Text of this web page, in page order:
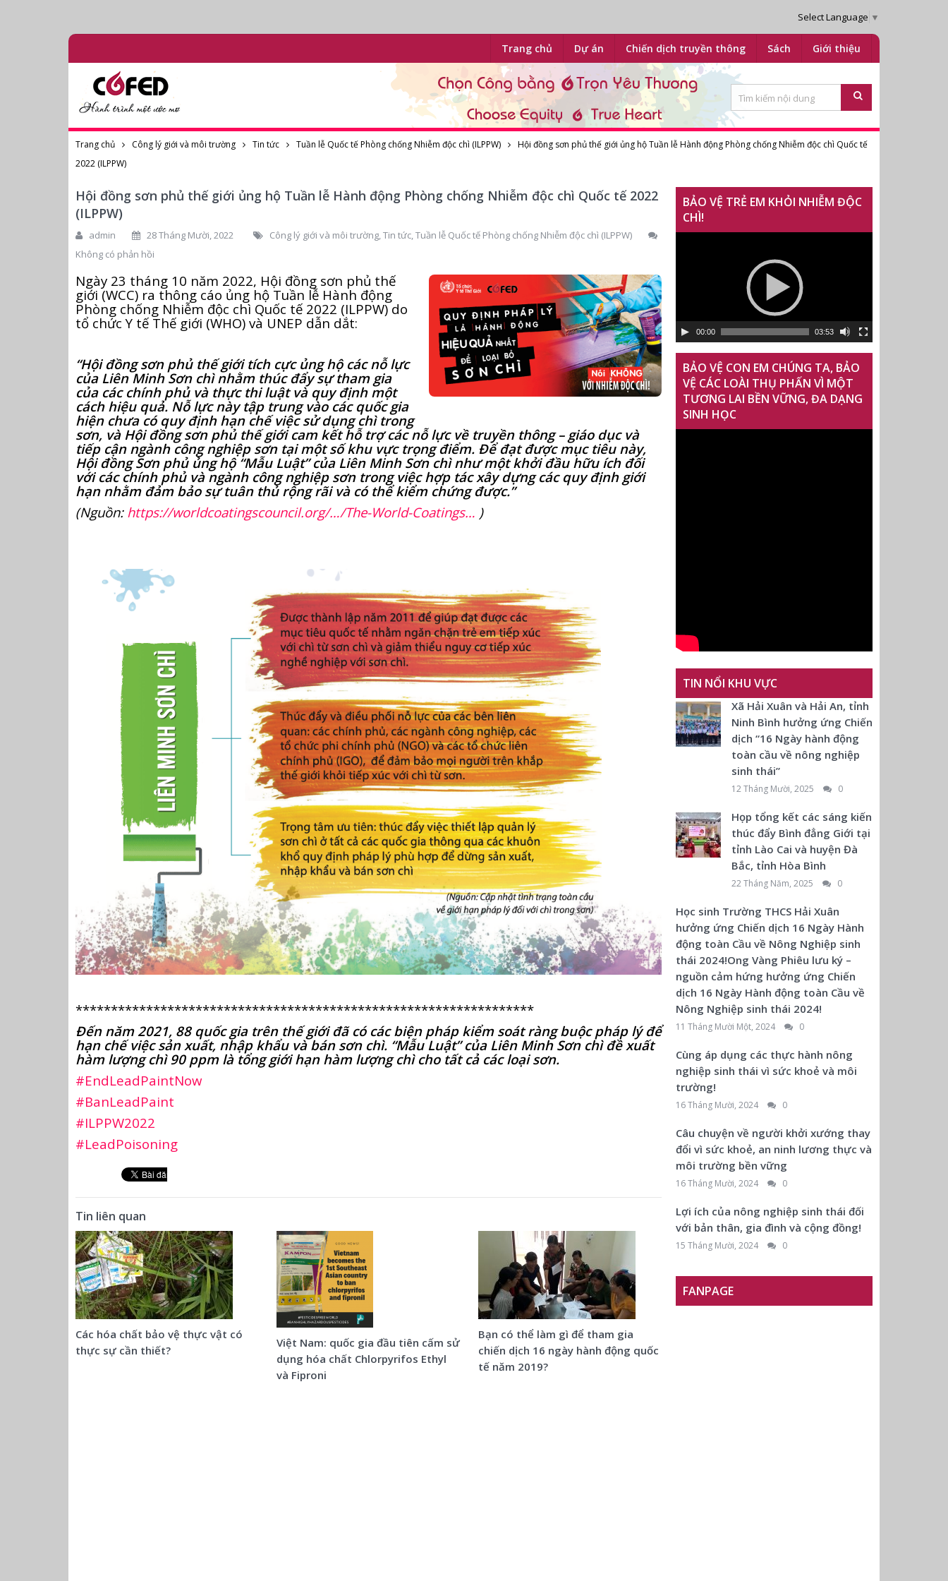
Select Language ▼
Trang chủ Dự án Chiến dịch truyền thông Sách Giới thiệu
Trang chủ Công lý giới và môi trường Tin tức Tuần lễ Quốc tế Phòng chống Nhiễm độc chì (ILPPW)
Hội đồng sơn phủ thế giới ủng hộ Tuần lễ Hành động Phòng chống Nhiễm độc chì Quốc tế
2022 (ILPPW)
Hội đồng sơn phủ thế giới ủng hộ Tuần lễ Hành động Phòng chống Nhiễm độc chì Quốc tế 2022
(ILPPW)
admin 28 Tháng Mười, 2022 Công lý giới và môi trường,Tin tức,Tuần lễ Quốc tế Phòng chống Nhiễm độc chì (ILPPW)
Không có phản hồi
Ngày 23 tháng 10 năm 2022, Hội đồng sơn phủ thế
giới (WCC) ra thông cáo ủng hộ Tuần lễ Hành động
Phòng chống Nhiễm độc chì Quốc tế 2022 (ILPPW) do
tổ chức Y tế Thế giới (WHO) và UNEP dẫn dắt:
“Hội đồng sơn phủ thế giới tích cực ủng hộ các nỗ lực
của Liên Minh Sơn chì nhằm thúc đẩy sự tham gia
của các chính phủ và thực thi luật và quy định một
cách hiệu quả. Nỗ lực này tập trung vào các quốc gia
hiện chưa có quy định hạn chế việc sử dụng chì trong
sơn, và Hội đồng sơn phủ thế giới cam kết hỗ trợ các nỗ lực về truyền thông – giáo dục và
tiếp cận ngành công nghiệp sơn tại một số khu vực trọng điểm. Để đạt được mục tiêu này,
Hội đồng Sơn phủ ủng hộ “Mẫu Luật” của Liên Minh Sơn chì như một khởi đầu hữu ích đối
với các chính phủ và ngành công nghiệp sơn trong việc hợp tác xây dựng các quy định giới
hạn nhằm đảm bảo sự tuân thủ rộng rãi và có thể kiểm chứng được.”
(Nguồn: https://worldcoatingscouncil.org/…/The-World-Coatings… )
*****************************************************************
Đến năm 2021, 88 quốc gia trên thế giới đã có các biện pháp kiểm soát ràng buộc pháp lý để
hạn chế việc sản xuất, nhập khẩu và bán sơn chì. “Mẫu Luật” của Liên Minh Sơn chì đề xuất
hàm lượng chì 90 ppm là tổng giới hạn hàm lượng chì cho tất cả các loại sơn.
#EndLeadPaintNow
#BanLeadPaint
#ILPPW2022
#LeadPoisoning
Tin liên quan
Các hóa chất bảo vệ thực vật có
thực sự cần thiết?
Việt Nam: quốc gia đầu tiên cấm sử
dụng hóa chất Chlorpyrifos Ethyl
và Fiproni
Bạn có thể làm gì để tham gia
chiến dịch 16 ngày hành động quốc
tế năm 2019?
BẢO VỆ TRẺ EM KHỎI NHIỄM ĐỘC
CHÌ!
00:00 03:53
BẢO VỆ CON EM CHÚNG TA, BẢO
VỆ CÁC LOÀI THỤ PHẤN VÌ MỘT
TƯƠNG LAI BỀN VỮNG, ĐA DẠNG
SINH HỌC
TIN NỔI KHU VỰC
Xã Hải Xuân và Hải An, tỉnh
Ninh Bình hưởng ứng Chiến
dịch “16 Ngày hành động
toàn cầu về nông nghiệp
sinh thái”
12 Tháng Mười, 2025 0
Họp tổng kết các sáng kiến
thúc đẩy Bình đẳng Giới tại
tỉnh Lào Cai và huyện Đà
Bắc, tỉnh Hòa Bình
22 Tháng Năm, 2025 0
Học sinh Trường THCS Hải Xuân
hưởng ứng Chiến dịch 16 Ngày Hành
động toàn Cầu về Nông Nghiệp sinh
thái 2024!Ong Vàng Phiêu lưu ký –
nguồn cảm hứng hưởng ứng Chiến
dịch 16 Ngày Hành động toàn Cầu về
Nông Nghiệp sinh thái 2024!
11 Tháng Mười Một, 2024 0
Cùng áp dụng các thực hành nông
nghiệp sinh thái vì sức khoẻ và môi
trường!
16 Tháng Mười, 2024 0
Câu chuyện về người khởi xướng thay
đổi vì sức khoẻ, an ninh lương thực và
môi trường bền vững
16 Tháng Mười, 2024 0
Lợi ích của nông nghiệp sinh thái đối
với bản thân, gia đình và cộng đồng!
15 Tháng Mười, 2024 0
FANPAGE